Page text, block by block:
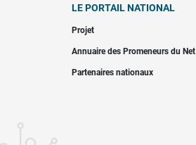
LE PORTAIL NATIONAL
Projet
Annuaire des Promeneurs du Net
Partenaires nationaux